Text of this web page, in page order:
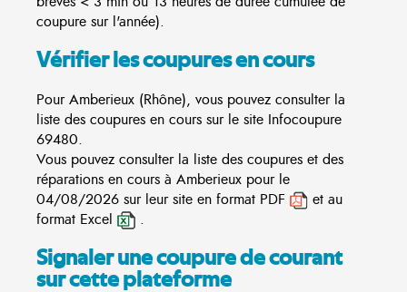
coupure sur l'année).
Vérifier les coupures en cours
Pour Amberieux (Rhône), vous pouvez consulter la
liste des coupures en cours sur le site Infocoupure
69480.
Vous pouvez consulter la liste des coupures et des
réparations en cours à Amberieux pour le
04/08/2026 sur leur site en format PDF
et au
format Excel
.
Signaler une coupure de courant
sur cette plateforme